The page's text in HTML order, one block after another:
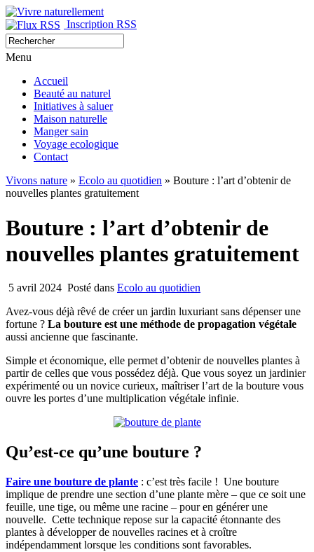
Inscription RSS
Menu
Accueil
Beauté au naturel
Initiatives à saluer
Maison naturelle
Manger sain
Voyage ecologique
Contact
Vivons nature » Ecolo au quotidien » Bouture : l’art d’obtenir de
nouvelles plantes gratuitement
Bouture : l’art d’obtenir de
nouvelles plantes gratuitement
5 avril 2024 Posté dans Ecolo au quotidien
Avez-vous déjà rêvé de créer un jardin luxuriant sans dépenser une
fortune ? La bouture est une méthode de propagation végétale
aussi ancienne que fascinante.
Simple et économique, elle permet d’obtenir de nouvelles plantes à
partir de celles que vous possédez déjà. Que vous soyez un jardinier
expérimenté ou un novice curieux, maîtriser l’art de la bouture vous
ouvre les portes d’une multiplication végétale infinie.
Qu’est-ce qu’une bouture ?
Faire une bouture de plante : c’est très facile ! Une bouture
implique de prendre une section d’une plante mère – que ce soit une
feuille, une tige, ou même une racine – pour en générer une
nouvelle. Cette technique repose sur la capacité étonnante des
plantes à développer de nouvelles racines et à croître
indépendamment lorsque les conditions sont favorables.